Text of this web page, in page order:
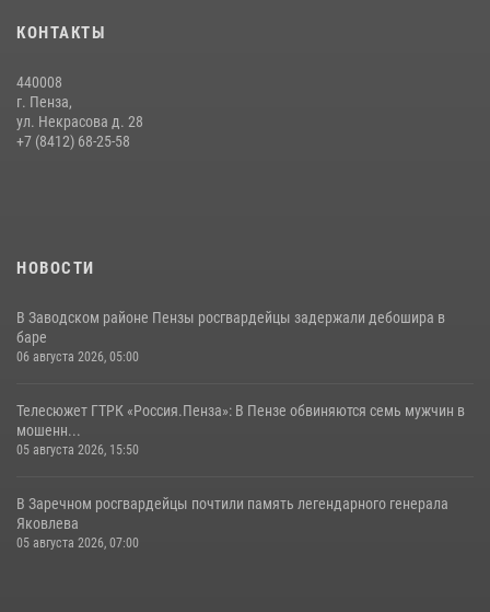
Пучков посетил 55-й Всероссийский Лермонтовский праздник
11 июля 2026, 10:00
В Пензе сотрудники Росгвардии обезвредили артиллерийский
КОНТАКТЫ
440008
г. Пенза,
ул. Некрасова д. 28
+7 (8412) 68-25-58
НОВОСТИ
В Заводском районе Пензы росгвардейцы задержали дебошира в
баре
06 августа 2026, 05:00
Телесюжет ГТРК «Россия.Пенза»: В Пензе обвиняются семь мужчин в
мошенн...
05 августа 2026, 15:50
В Заречном росгвардейцы почтили память легендарного генерала
Яковлева
05 августа 2026, 07:00